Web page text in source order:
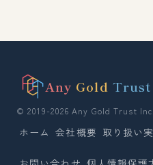
Any Gold Trust
© 2019-2026 Any Gold Trust Inc.
ホーム 会社概要 取り扱い